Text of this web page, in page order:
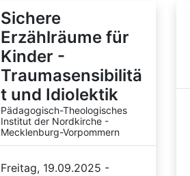
Sichere
Erzählräume für
Kinder -
Traumasensibilitä
t und Idiolektik
Pädagogisch-Theologisches
Institut der Nordkirche -
Mecklenburg-Vorpommern
Freitag, 19.09.2025 -